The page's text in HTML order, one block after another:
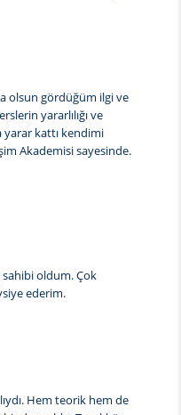
olsun gördüğüm ilgi ve
yararlılığı ve
kattı kendimi
Akademisi sayesinde.
oldum. Çok
ederim.
Hem teorik hem de